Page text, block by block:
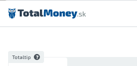
Preskočiť na obsah
Totaltip